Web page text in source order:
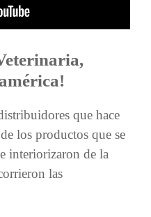
que hace
los productos que se
interiorizaron de la
las